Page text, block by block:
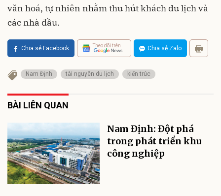
văn hoá, tự nhiên nhằm thu hút khách du lịch và
các nhà đầu.
Chia sẻ Facebook Theo dõi trên Chia sẻ Zalo
Nam Định tài nguyên du lịch kiến trúc
BÀI LIÊN QUAN
Nam Định: Đột phá
trong phát triển khu
công nghiệp